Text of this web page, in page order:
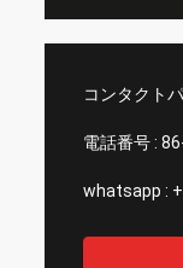
コンタクト
電話番号 :
whatsapp :